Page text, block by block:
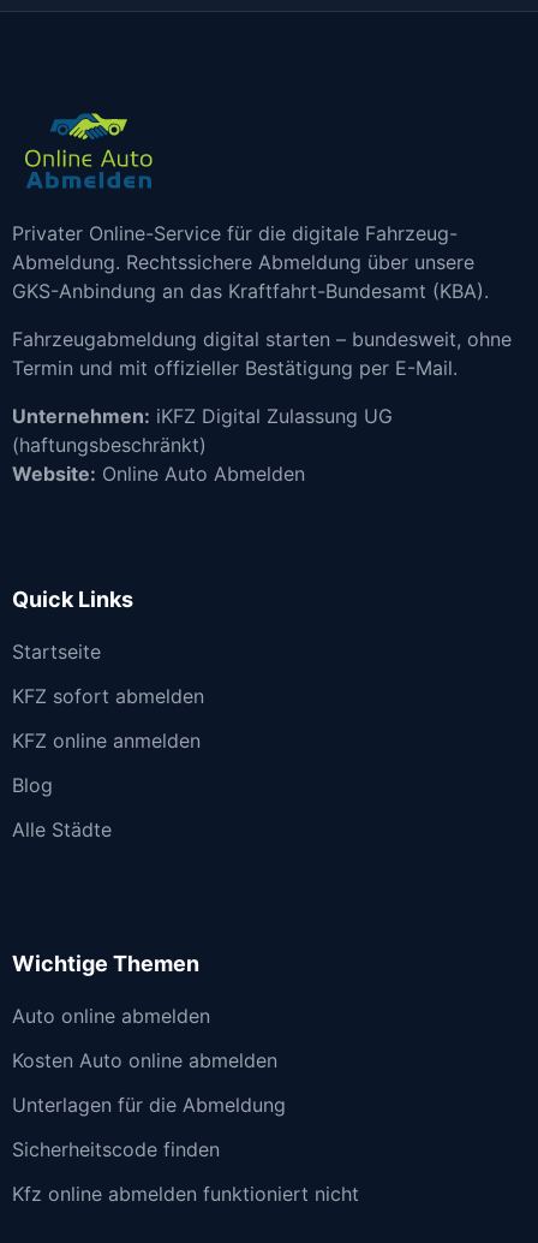
Privater Online-Service für die digitale Fahrzeug-
Abmeldung. Rechtssichere Abmeldung über unsere
GKS-Anbindung an das Kraftfahrt-Bundesamt (KBA).
Fahrzeugabmeldung digital starten – bundesweit, ohne
Termin und mit offizieller Bestätigung per E-Mail.
Unternehmen: iKFZ Digital Zulassung UG
(haftungsbeschränkt)
Website: Online Auto Abmelden
Quick Links
Startseite
KFZ sofort abmelden
KFZ online anmelden
Blog
Alle Städte
Wichtige Themen
Auto online abmelden
Kosten Auto online abmelden
Unterlagen für die Abmeldung
Sicherheitscode finden
Kfz online abmelden funktioniert nicht